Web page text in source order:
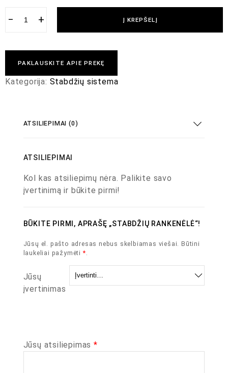
− + Į KREPŠELĮ
PAKLAUSKITE APIE PREKĘ
Kategorija: Stabdžių sistema
ATSILIEPIMAI (0)
ATSILIEPIMAI
Kol kas atsiliepimų nėra. Palikite savo
įvertinimą ir būkite pirmi!
BŪKITE PIRMI, APRAŠĘ „STABDŽIŲ RANKENĖLĖ“!
Jūsų el. pašto adresas nebus skelbiamas viešai. Būtini
laukeliai pažymėti *
Jūsų
įvertinimas
Jūsų atsiliepimas *